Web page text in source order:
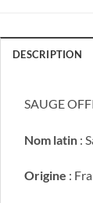
DESCRIPTION
SAUGE
Nom latin :
Origine :